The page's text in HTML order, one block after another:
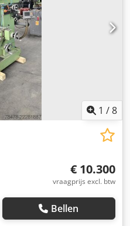
1 /8
€ 10.300
vraagprijs excl. btw
Bellen